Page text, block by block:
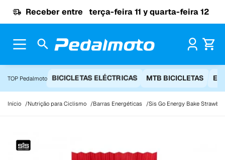
Receber entre terça-feira 11 y quarta-feira 12
TOP Pedalmoto BICICLETAS ELÉCTRICAS MTB BICICLETAS
Início Nutrição para Ciclismo Barras Energéticas Sis Go Energy Bake